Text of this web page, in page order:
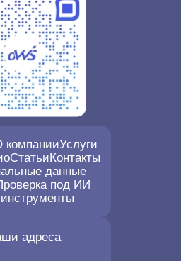
компанииУслуги
СтатьиКонтакты
данные
под ИИ
адреса